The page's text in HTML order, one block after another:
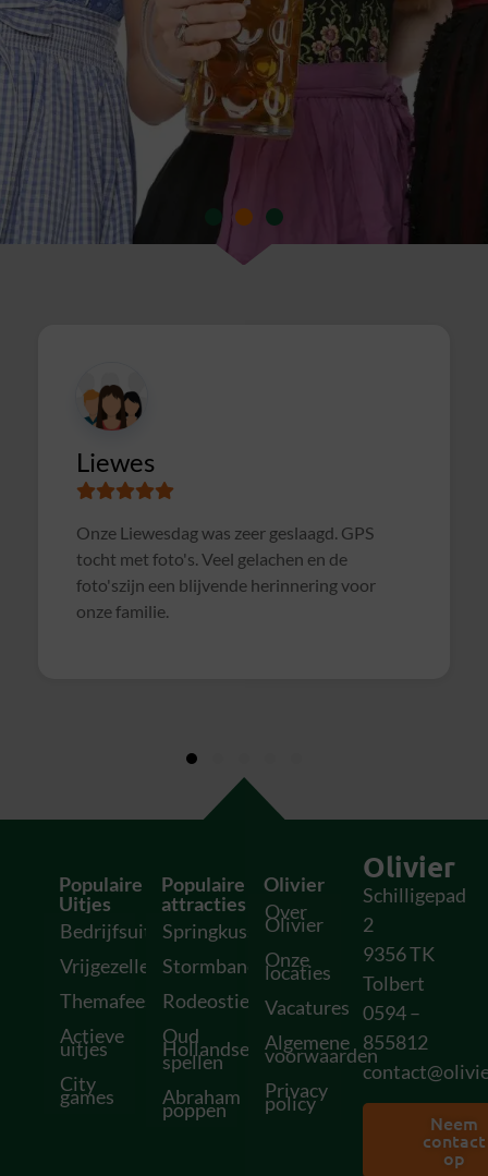
Susanne
Samen met collega's Sterrenslag gedaan.
Alles was goed geregeld, soms wat te druk op
het veld door andere groepen, waardoor het
soms wat rommelig verliep. Maar verder zeer
Populaire
Uitjes
Bedrijfsuitjes
Vrijgezellenfeesten
Themafeesten
Actieve
uitjes
City
games
Populaire
attracties
Springkussens
Stormbanen
Rodeostieren
Oud
Hollandse
spellen
Abraham
poppen
Olivier
Over
Olivier
Onze
locaties
Vacatures
Algemene
voorwaarden
Privacy
policy
Olivier
Schilligepad
2
9356 TK
Tolbert
0594 –
855812
Neem
contact
op